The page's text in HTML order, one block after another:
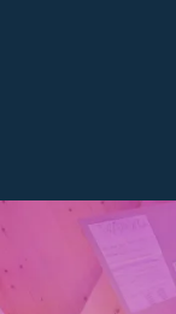
TYSTA
Dolores och